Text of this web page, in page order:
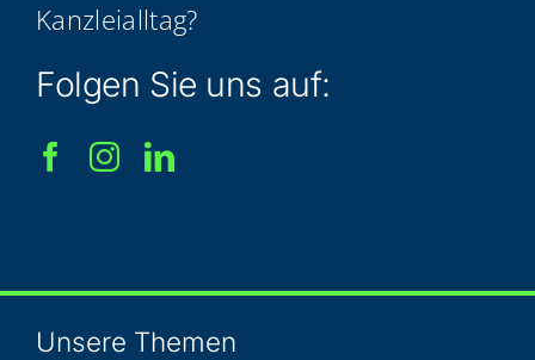
Kanzleialltag?
Fol­gen Sie uns auf:
Unse­re Themen